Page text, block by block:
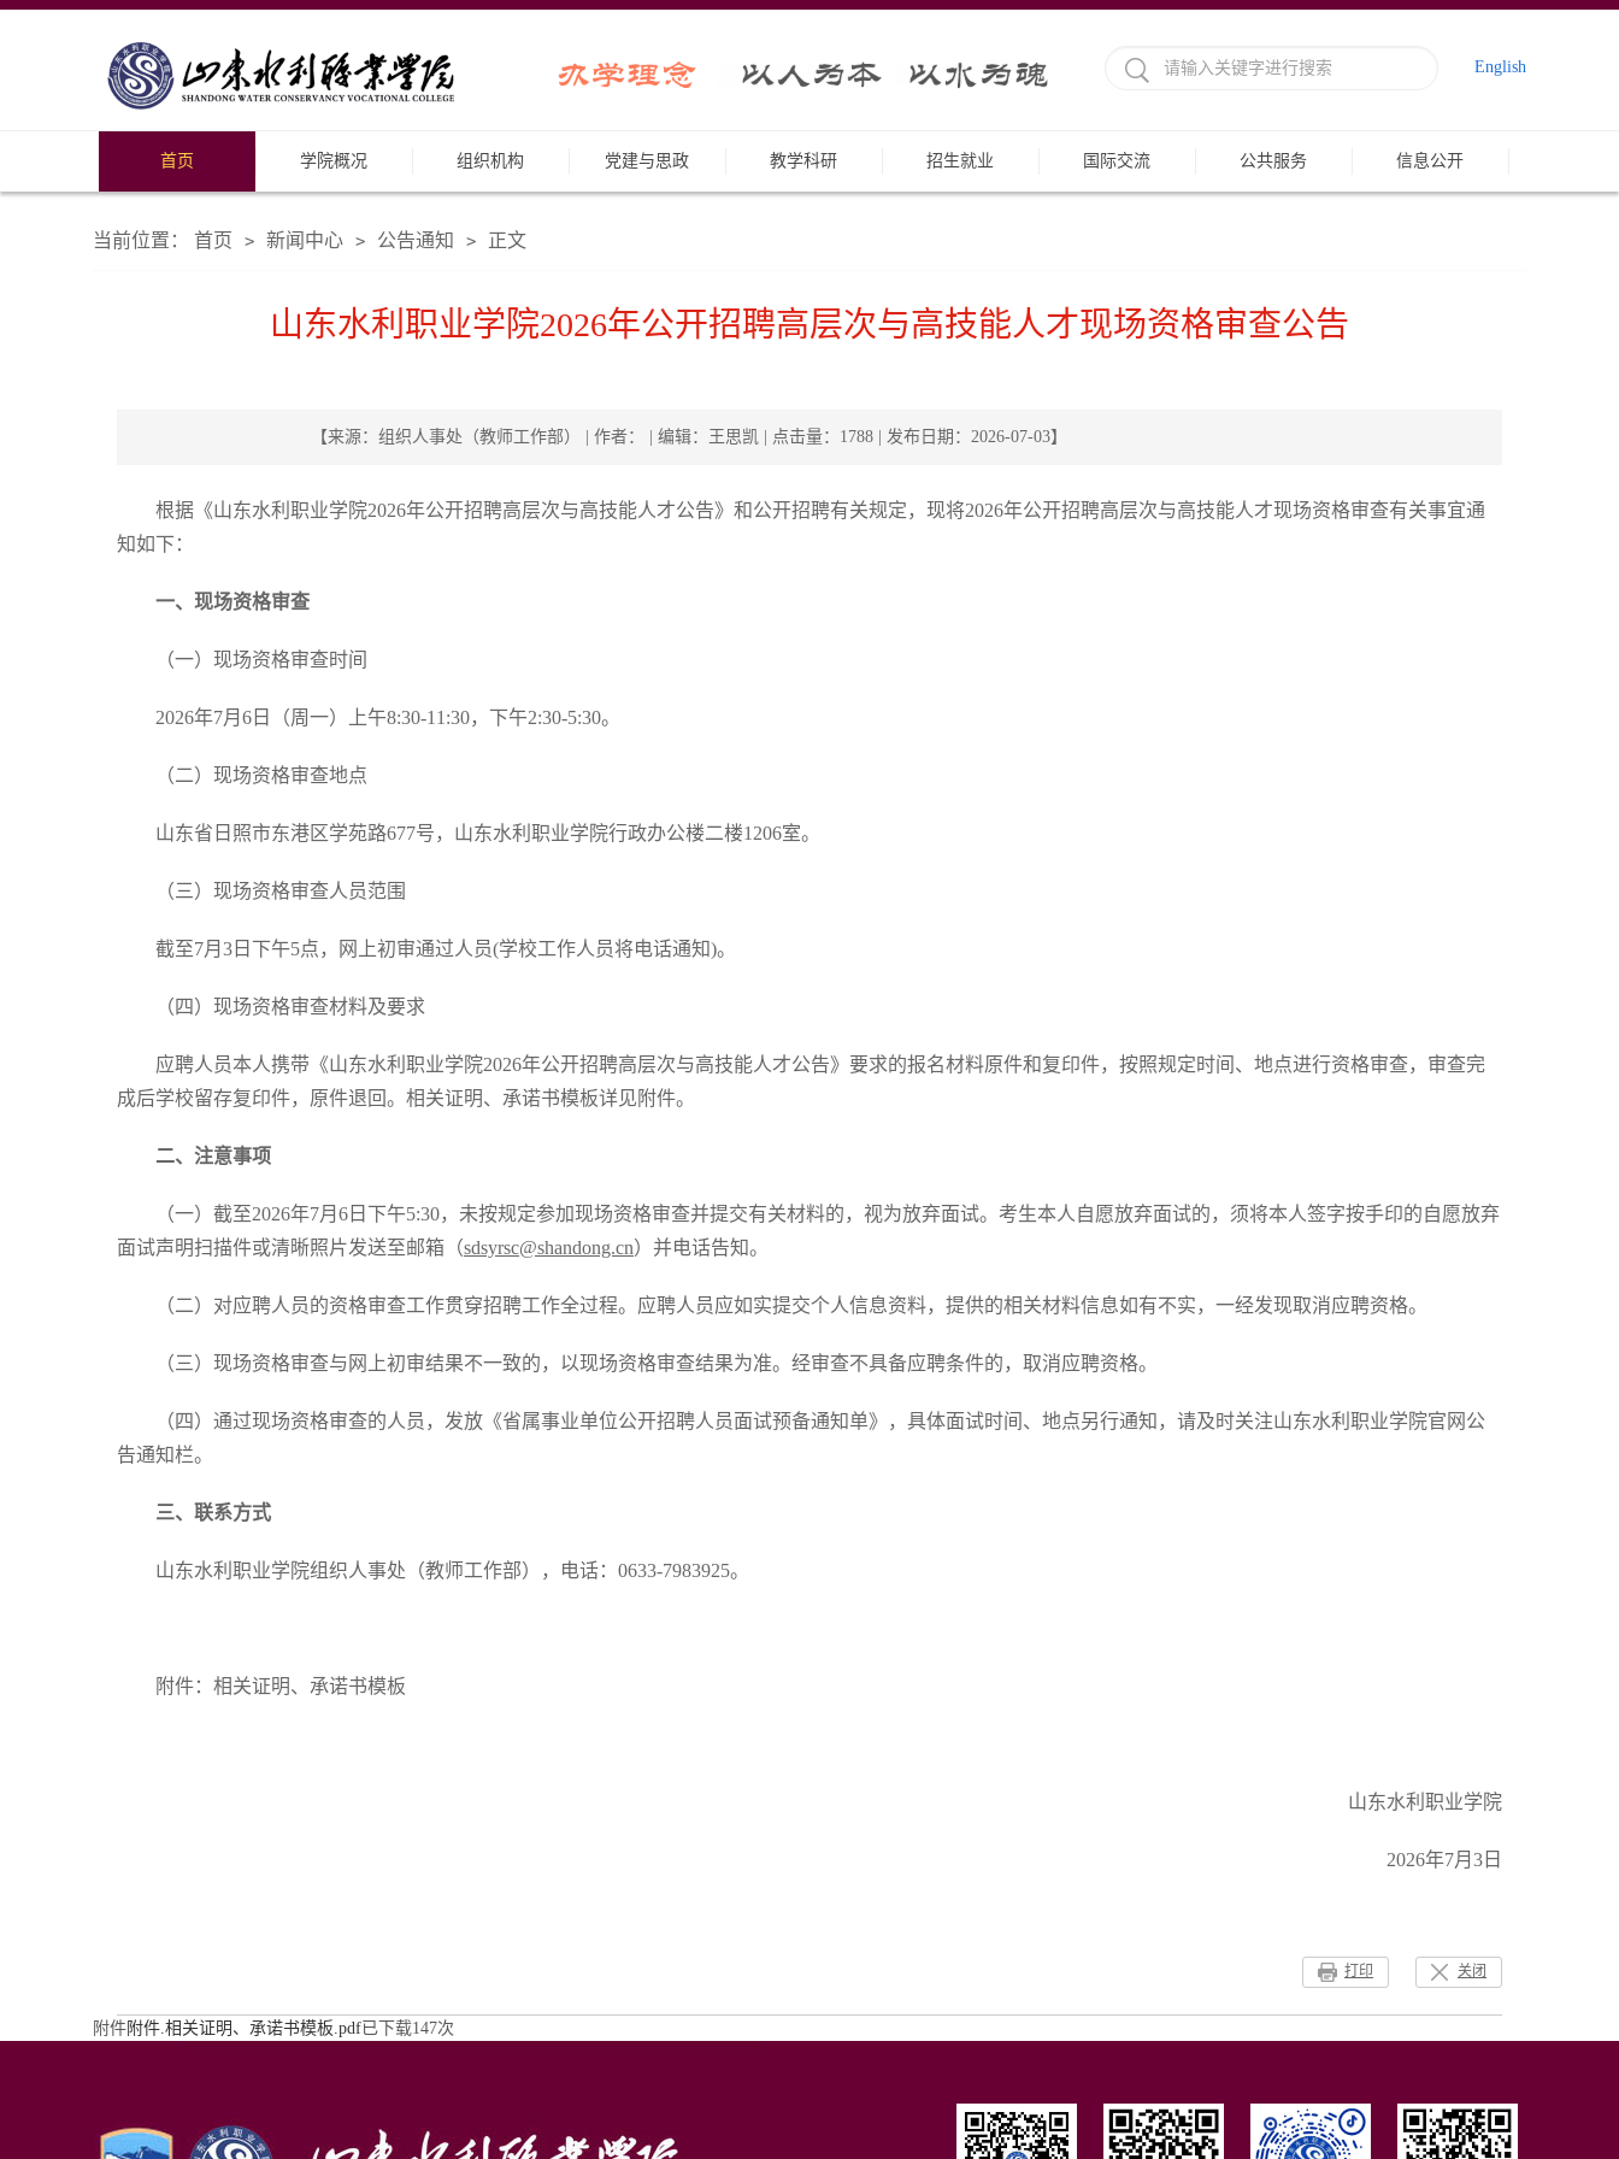
English
首页 学院概况 组织机构 党建与思政 教学科研 招生就业 国际交流 公共服务 信息公开
当前位置： 首页 > 新闻中心 > 公告通知 > 正文
山东水利职业学院2026年公开招聘高层次与高技能人才现场资格审查公告
【来源：组织人事处（教师工作部） | 作者： | 编辑：王思凯 | 点击量： 1788 | 发布日期：2026-07-03】
根据《山东水利职业学院2026年公开招聘高层次与高技能人才公告》和公开招聘有关规定，现将2026年公开招聘高层次与高技能人才现场资格审查有关事宜通
知如下：
一、现场资格审查
（一）现场资格审查时间
2026年7月6日（周一）上午8:30-11:30，下午2:30-5:30。
（二）现场资格审查地点
山东省日照市东港区学苑路677号，山东水利职业学院行政办公楼二楼1206室。
（三）现场资格审查人员范围
截至7月3日下午5点，网上初审通过人员(学校工作人员将电话通知)。
（四）现场资格审查材料及要求
应聘人员本人携带《山东水利职业学院2026年公开招聘高层次与高技能人才公告》要求的报名材料原件和复印件，按照规定时间、地点进行资格审查，审查完
成后学校留存复印件，原件退回。相关证明、承诺书模板详见附件。
二、注意事项
（一）截至2026年7月6日下午5:30，未按规定参加现场资格审查并提交有关材料的，视为放弃面试。考生本人自愿放弃面试的，须将本人签字按手印的自愿放弃
面试声明扫描件或清晰照片发送至邮箱（sdsyrsc@shandong.cn）并电话告知。
（二）对应聘人员的资格审查工作贯穿招聘工作全过程。应聘人员应如实提交个人信息资料，提供的相关材料信息如有不实，一经发现取消应聘资格。
（三）现场资格审查与网上初审结果不一致的，以现场资格审查结果为准。经审查不具备应聘条件的，取消应聘资格。
（四）通过现场资格审查的人员，发放《省属事业单位公开招聘人员面试预备通知单》，具体面试时间、地点另行通知，请及时关注山东水利职业学院官网公
告通知栏。
三、联系方式
山东水利职业学院组织人事处（教师工作部），电话：0633-7983925。
附件：相关证明、承诺书模板
山东水利职业学院
2026年7月3日
关闭
打印
附件附件.相关证明、承诺书模板.pdf已下载147次